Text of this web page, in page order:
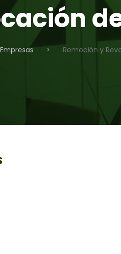
Empresas > Remoción y